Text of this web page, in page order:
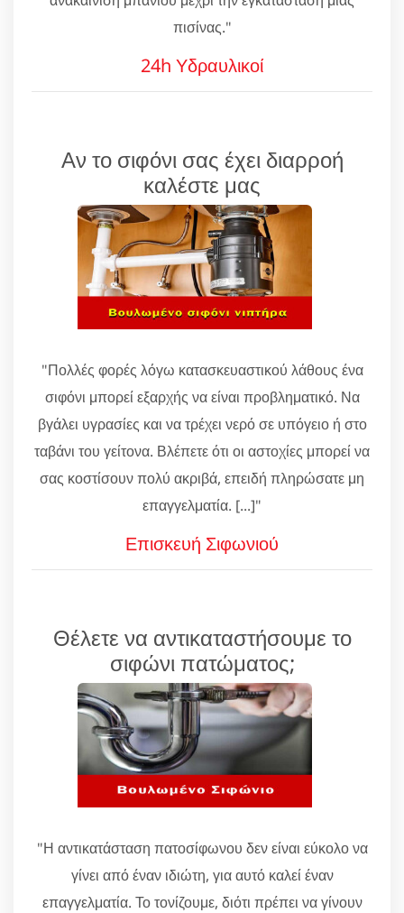
πισίνας."
24h Υδραυλικοί
Αν το σιφόνι σας έχει διαρροή
καλέστε μας
"Πολλές φορές λόγω κατασκευαστικού λάθους ένα
σιφόνι μπορεί εξαρχής να είναι προβληματικό. Να
βγάλει υγρασίες και να τρέχει νερό σε υπόγειο ή στο
ταβάνι του γείτονα. Βλέπετε ότι οι αστοχίες μπορεί να
σας κοστίσουν πολύ ακριβά, επειδή πληρώσατε μη
επαγγελματία. [...]"
Επισκευή Σιφωνιού
Θέλετε να αντικαταστήσουμε το
σιφώνι πατώματος;
"Η αντικατάσταση πατοσίφωνου δεν είναι εύκολο να
γίνει από έναν ιδιώτη, για αυτό καλεί έναν
επαγγελματία. Το τονίζουμε, διότι πρέπει να γίνουν